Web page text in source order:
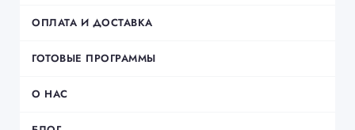
ОПЛАТА И ДОСТАВКА
ГОТОВЫЕ ПРОГРАММЫ
О НАС